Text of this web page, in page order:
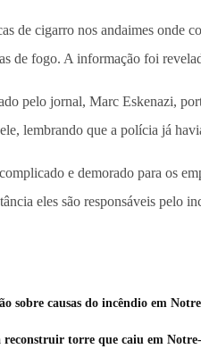
de cigarro nos andaimes onde
de fogo. A informação foi
pelo jornal, Marc Eskenazi,
lembrando que a polícia já
e demorado para os
eles são responsáveis pelo
sobre causas do incêndio em
torre que caiu em